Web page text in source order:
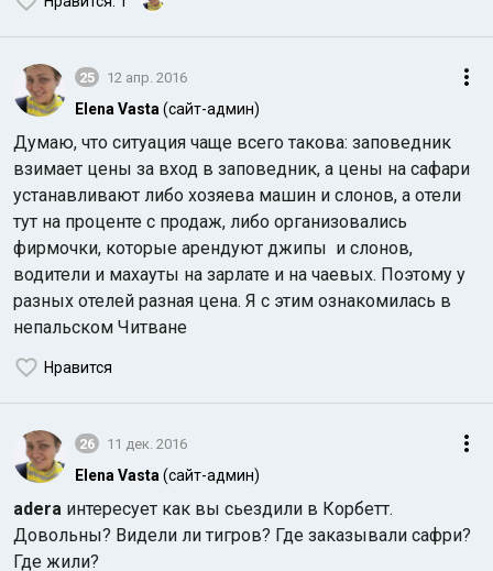
25 12 апр. 2016
Elena Vasta (сайт-админ)
Думаю, что ситуация чаще всего такова: заповедник
взимает цены за вход в заповедник, а цены на сафари
устанавливают либо хозяева машин и слонов, а отели
тут на проценте с продаж, либо организовались
фирмочки, которые арендуют джипы и слонов,
водители и махауты на зарлате и на чаевых. Поэтому у
разных отелей разная цена. Я с этим ознакомилась в
непальском Читване
Нравится
26 11 дек. 2016
Elena Vasta (сайт-админ)
adera интересует как вы сьездили в Корбетт.
Довольны? Видели ли тигров? Где заказывали сафри?
Где жили?